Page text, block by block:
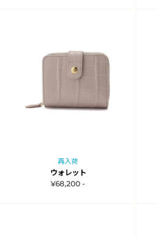
再入荷
ウォレット
¥68,200 -